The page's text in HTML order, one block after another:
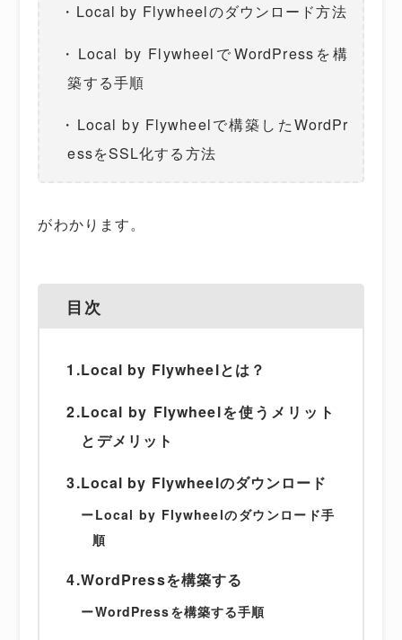
・Local by Flywheelのダウンロード方法
・Local by FlywheelでWordPressを構
築する手順
・Local by Flywheelで構築したWordPr
essをSSL化する方法
がわかります。
目次
1.Local by Flywheelとは？
2.Local by Flywheelを使うメリット
とデメリット
3.Local by Flywheelのダウンロード
ーLocal by Flywheelのダウンロード手
順
4.WordPressを構築する
ーWordPressを構築する手順